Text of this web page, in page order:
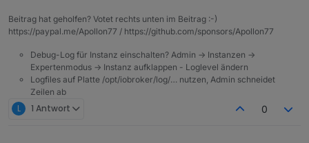
Beitrag hat geholfen? Votet rechts unten im Beitrag :-)
https://paypal.me/Apollon77 / https://github.com/sponsors/Apollon77
Debug-Log für Instanz einschalten? Admin -> Instanzen ->
Expertenmodus -> Instanz aufklappen - Loglevel ändern
Logfiles auf Platte /opt/iobroker/log/… nutzen, Admin schneidet
Zeilen ab
L 1 Antwort 0